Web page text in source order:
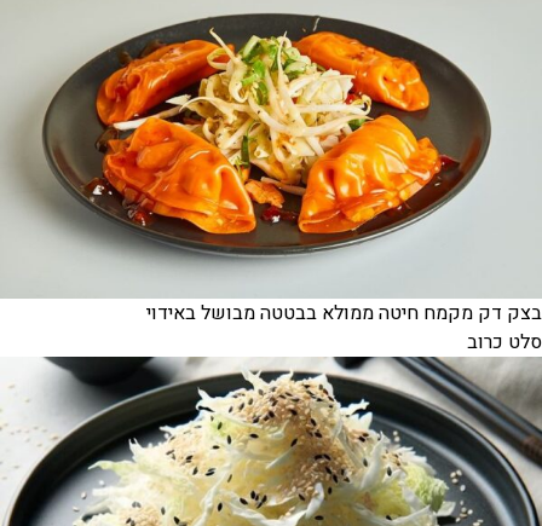
בצק דק מקמח חיטה ממולא בבטטה מבושל באידוי
סלט כרוב